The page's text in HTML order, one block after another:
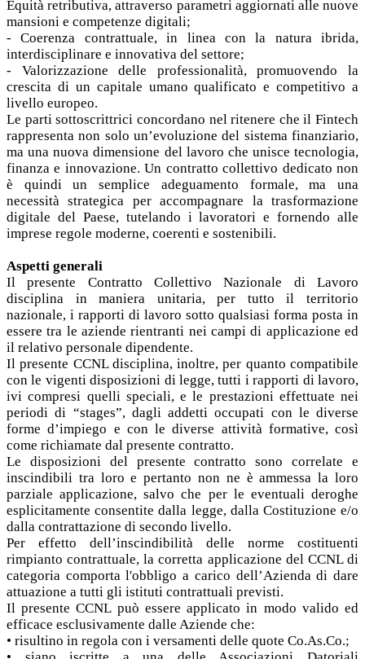
Equità retributiva, attraverso parametri aggiornati alle nuove
mansioni e competenze digitali;
- Coerenza contrattuale, in linea con la natura ibrida,
interdisciplinare e innovativa del settore;
- Valorizzazione delle professionalità, promuovendo la
crescita di un capitale umano qualificato e competitivo a
livello europeo.
Le parti sottoscrittrici concordano nel ritenere che il Fintech
rappresenta non solo un’evoluzione del sistema finanziario,
ma una nuova dimensione del lavoro che unisce tecnologia,
finanza e innovazione. Un contratto collettivo dedicato non
è quindi un semplice adeguamento formale, ma una
necessità strategica per accompagnare la trasformazione
digitale del Paese, tutelando i lavoratori e fornendo alle
imprese regole moderne, coerenti e sostenibili.
Aspetti generali
Il presente Contratto Collettivo Nazionale di Lavoro
disciplina in maniera unitaria, per tutto il territorio
nazionale, i rapporti di lavoro sotto qualsiasi forma posta in
essere tra le aziende rientranti nei campi di applicazione ed
il relativo personale dipendente.
Il presente CCNL disciplina, inoltre, per quanto compatibile
con le vigenti disposizioni di legge, tutti i rapporti di lavoro,
ivi compresi quelli speciali, e le prestazioni effettuate nei
periodi di “stages”, dagli addetti occupati con le diverse
forme d’impiego e con le diverse attività formative, così
come richiamate dal presente contratto.
Le disposizioni del presente contratto sono correlate e
inscindibili tra loro e pertanto non ne è ammessa la loro
parziale applicazione, salvo che per le eventuali deroghe
esplicitamente consentite dalla legge, dalla Costituzione e/o
dalla contrattazione di secondo livello.
Per effetto dell’inscindibilità delle norme costituenti
rimpianto contrattuale, la corretta applicazione del CCNL di
categoria comporta l'obbligo a carico dell’Azienda di dare
attuazione a tutti gli istituti contrattuali previsti.
Il presente CCNL può essere applicato in modo valido ed
efficace esclusivamente dalle Aziende che:
• risultino in regola con i versamenti delle quote Co.As.Co.;